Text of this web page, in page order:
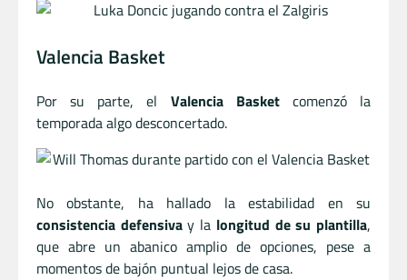
Valencia Basket
Por su parte, el Valencia Basketcomenzó la
temporada algo desconcertado.
No obstante, ha hallado la estabilidad en su
consistencia defensivay la longitud de su plantilla,
que abre un abanico amplio de opciones, pese a
momentos de bajón puntual lejos de casa.